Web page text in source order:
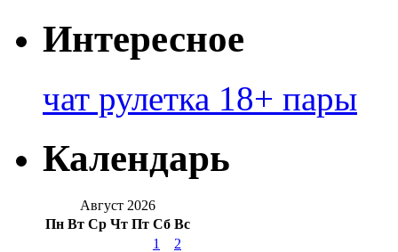
Интересное
чат рулетка 18+ пары
Календарь
Август 2026
Пн Вт Ср Чт Пт Сб Вс
1
2